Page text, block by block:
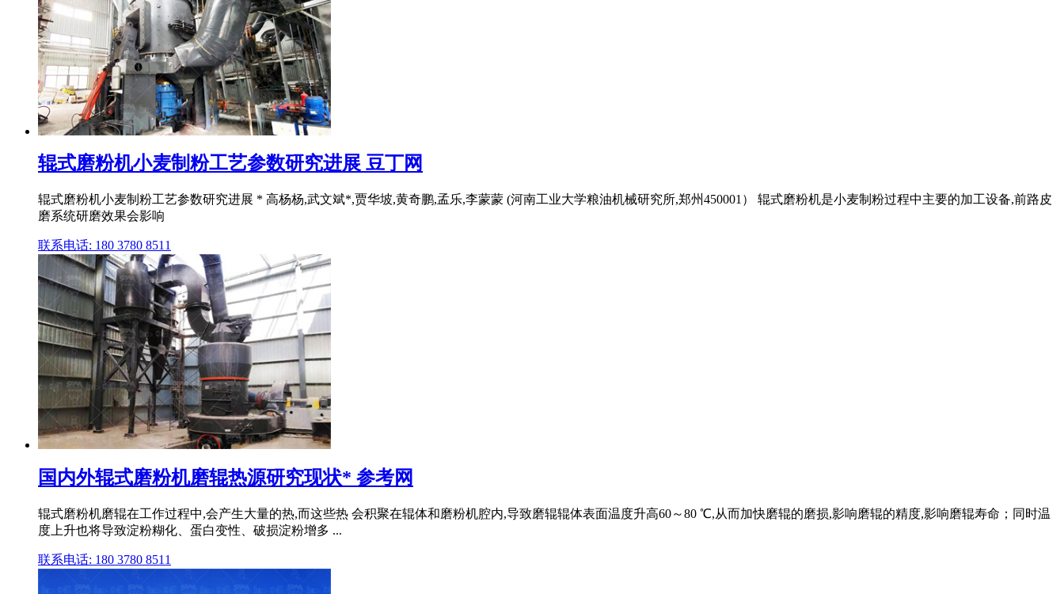
辊式磨粉机小麦制粉工艺参数研究进展 豆丁网
辊式磨粉机小麦制粉工艺参数研究进展 * 高杨杨,武文斌*,贾华坡,黄奇鹏,孟乐,李蒙蒙 (河南工业大学粮油机械研究所,郑州450001） 辊式磨粉机是小麦制粉过程中主要的加工设备,前路皮
磨系统研磨效果会影响
联系电话: 180 3780 8511
国内外辊式磨粉机磨辊热源研究现状* 参考网
辊式磨粉机磨辊在工作过程中,会产生大量的热,而这些热 会积聚在辊体和磨粉机腔内,导致磨辊辊体表面温度升高60～80 ℃,从而加快磨辊的磨损,影响磨辊的精度,影响磨辊寿命；同时温
度上升也将导致淀粉糊化、蛋白变性、破损淀粉增多 ...
联系电话: 180 3780 8511